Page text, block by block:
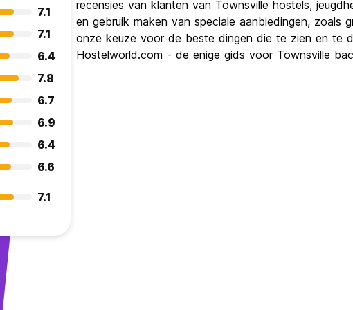
7.1
7.1
6.4
7.8
6.7
6.9
6.4
6.6
7.1
recensies van klanten van Townsville hostels,
en gebruik maken van speciale aanbiedingen, zoals
onze keuze voor de beste dingen die te zien en te
Hostelworld.com - de enige gids voor Townsville